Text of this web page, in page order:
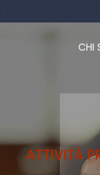
CHI
ATTIVITÀ